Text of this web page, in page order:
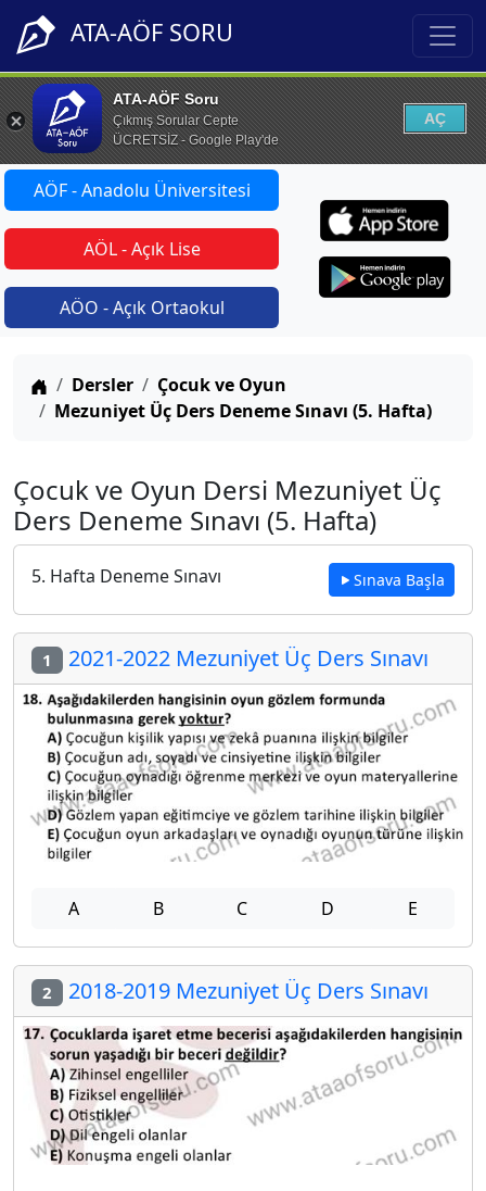
ATA-AÖF SORU
ATA-AÖF Soru
Çıkmış Sorular Cepte
ÜCRETSİZ - Google Play'de
AÇ
AÖF - Anadolu Üniversitesi
AÖL - Açık Lise
AÖO - Açık Ortaokul
Anasayfa
Dersler
Çocuk ve Oyun
Mezuniyet Üç Ders Deneme Sınavı (5. Hafta)
Çocuk ve Oyun Dersi Mezuniyet Üç
Ders Deneme Sınavı (5. Hafta)
5. Hafta Deneme Sınavı Sınava Başla
1 2021-2022 Mezuniyet Üç Ders Sınavı
A B C D E
2 2018-2019 Mezuniyet Üç Ders Sınavı